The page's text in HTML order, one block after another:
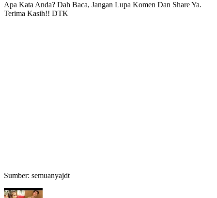
Apa Kata Anda? Dah Baca, Jangan Lupa Komen Dan Share Ya.
Terima Kasih!! DTK
Sumber: semuanyajdt